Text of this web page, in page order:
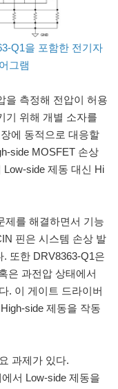
Q1을 포함한 전기자
그램
을 측정해 전압이 허용
기 위해 개별 소자를
에 동적으로 대응할
side MOSFET 손상
side 제동 대신 Hi
제를 해결하면서 기능
핀은 시스템 손상 발
또한 DRV8363-Q1은
은 과전압 상태에서
. 이 게이트 드라이버
side 제동을 작동
과제가 있다.
서 Low-side 제동을